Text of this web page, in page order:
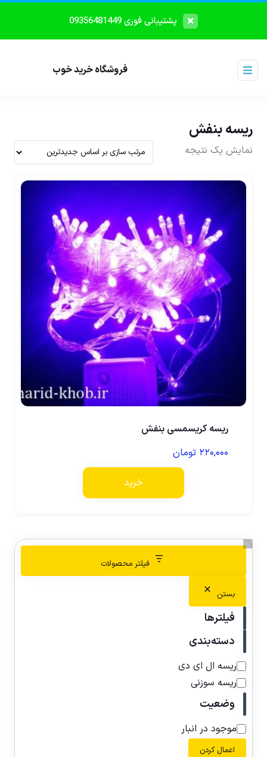
پشتیبانی فوری 09356481449
فروشگاه خرید خوب
ریسه بنفش
نمایش یک نتیجه
ریسه کریسمسی بنفش
۲۲۰,۰۰۰ تومان
خرید
فیلتر محصولات
بستن
فیلترها
دسته‌بندی
ریسه ال ای دی
ریسه سوزنی
وضعیت
موجود در انبار
اعمال کردن